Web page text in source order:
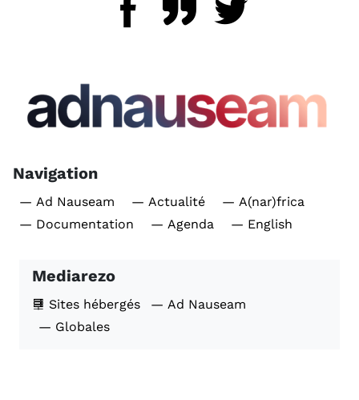
Navigation
— Ad Nauseam — Actualité
— A(nar)frica
— Documentation
— Agenda — English
Mediarezo
Sites hébergés
— Ad Nauseam
— Globales